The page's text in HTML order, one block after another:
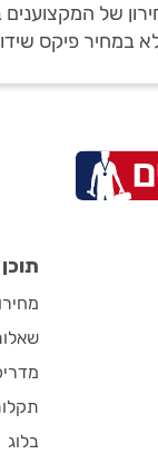
של
במחיר פיקס
תוכן
בלוג